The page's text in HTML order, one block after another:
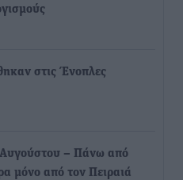
στις Ένοπλες
Αυγούστου – Πάνω από
μόνο από τον Πειραιά